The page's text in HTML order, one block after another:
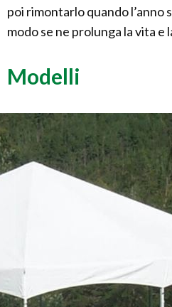
poi rimontarlo quando l’anno
modo se ne prolunga la vita e
Modelli